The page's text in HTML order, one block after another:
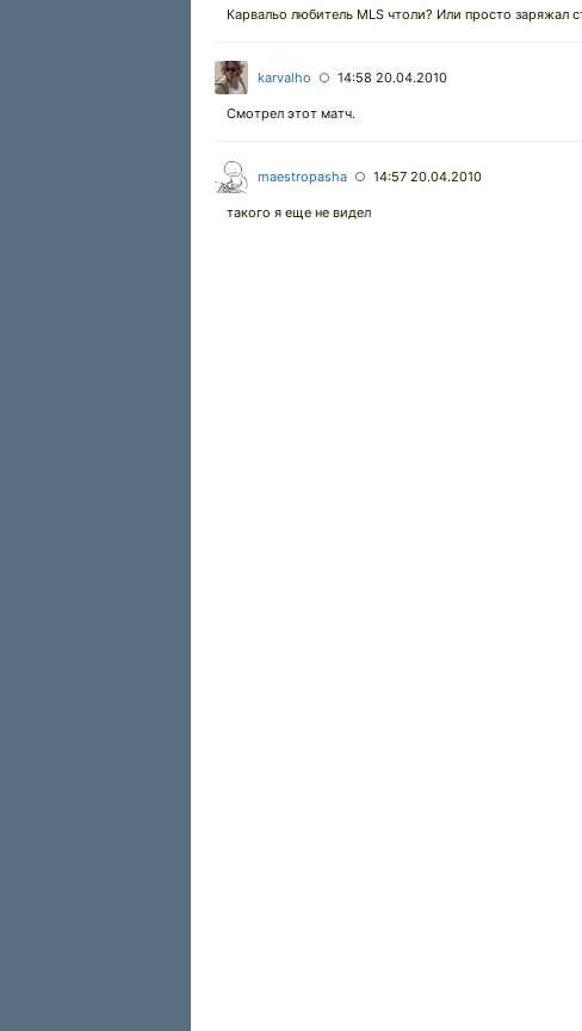
Карвальо любитель MLS чтоли? Или просто заряжал
karvalho ○ 14:58 20.04.2010
Смотрел этот матч.
maestropasha ○ 14:57 20.04.2010
такого я еще не видел